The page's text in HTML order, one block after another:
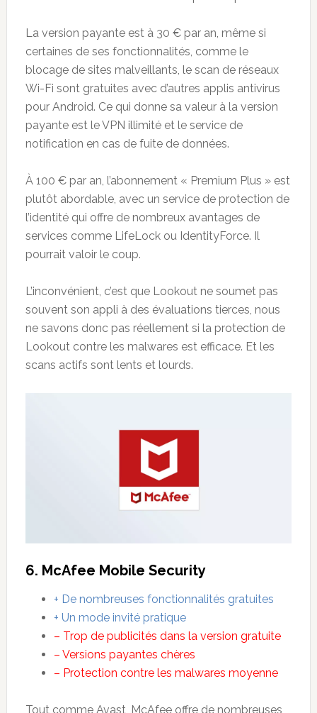
La version payante est à 30 € par an, même si
certaines de ses fonctionnalités, comme le
blocage de sites malveillants, le scan de réseaux
Wi-Fi sont gratuites avec d’autres applis antivirus
pour Android. Ce qui donne sa valeur à la version
payante est le VPN illimité et le service de
notification en cas de fuite de données.
À 100 € par an, l’abonnement « Premium Plus » est
plutôt abordable, avec un service de protection de
l’identité qui offre de nombreux avantages de
services comme LifeLock ou IdentityForce. Il
pourrait valoir le coup.
L’inconvénient, c’est que Lookout ne soumet pas
souvent son appli à des évaluations tierces, nous
ne savons donc pas réellement si la protection de
Lookout contre les malwares est efficace. Et les
scans actifs sont lents et lourds.
6. McAfee Mobile Security
+ De nombreuses fonctionnalités gratuites
+ Un mode invité pratique
– Trop de publicités dans la version gratuite
– Versions payantes chères
– Protection contre les malwares moyenne
Tout comme Avast, McAfee offre de nombreuses